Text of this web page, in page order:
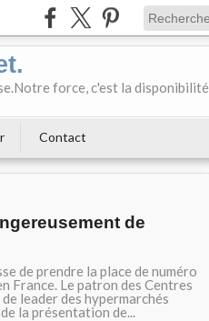
force, c'est la disponibilité
Contact
de
de prendre la place de numéro
France. Le patron des Centres
leader des hypermarchés
la présentation de...